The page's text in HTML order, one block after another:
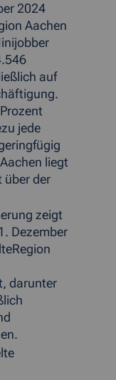
2024
Aachen
auf
jede
liegt
über der
zeigt
Dezember
darunter